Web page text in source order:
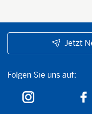
Jetzt
Folgen Sie uns auf:
Folgen Sie uns auf: